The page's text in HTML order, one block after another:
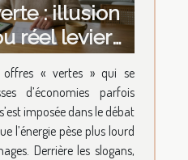
: illusion
réel levier
à la maison
offres « vertes » qui se
d’économies parfois
imposée dans le débat
l’énergie pèse plus lourd
Derrière les slogans,